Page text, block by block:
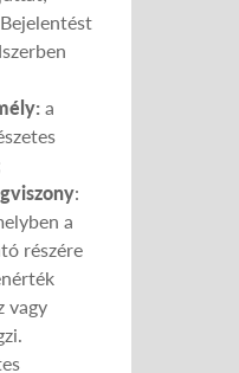
a
:
a
részére
vagy